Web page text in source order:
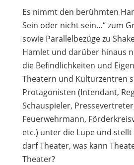
Es nimmt den berühmten
Sein oder nicht sein…“ zum
sowie Parallelbezüge zu
Hamlet und darüber hinaus
die Befindlichkeiten und
Theatern und Kulturzentren
Protagonisten (Intendant,
Schauspieler,
Feuerwehrmann,
etc.) unter die Lupe und stellt
darf Theater, was kann
Theater?